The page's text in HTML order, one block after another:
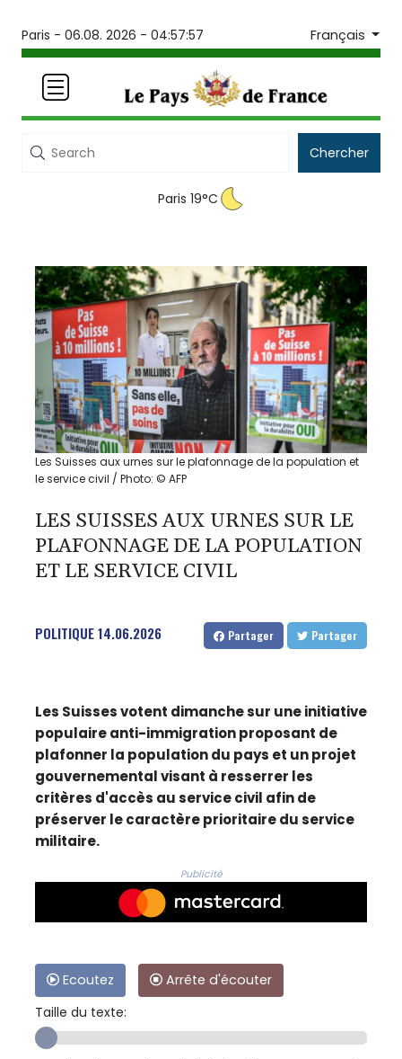
Paris - 06.08. 2026 - 04:57:57 Français
Chercher
Paris 19°C
Les Suisses aux urnes sur le plafonnage de la population et
le service civil / Photo: © AFP
LES SUISSES AUX URNES SUR LE
PLAFONNAGE DE LA POPULATION
ET LE SERVICE CIVIL
POLITIQUE14.06.2026 Partager Partager
Les Suisses votent dimanche sur une initiative
populaire anti-immigration proposant de
plafonner la population du pays et un projet
gouvernemental visant à resserrer les
critères d'accès au service civil afin de
préserver le caractère prioritaire du service
militaire.
Publicité
Ecoutez
Arrête d'écouter
Taille du texte: